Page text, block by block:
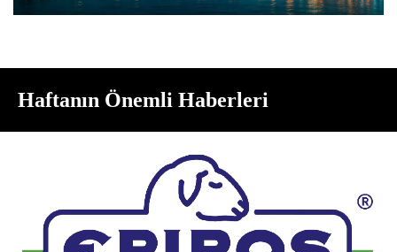
Haftanın Önemli Haberleri